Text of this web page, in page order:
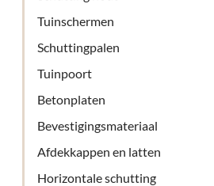
Tuinschermen
Schuttingpalen
Tuinpoort
Betonplaten
Bevestigingsmateriaal
Afdekkappen en latten
Horizontale schutting